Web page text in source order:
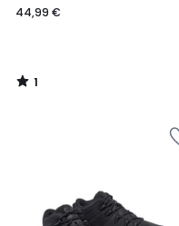
44,99 €
1
/